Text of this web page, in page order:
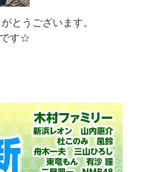
とうございます。
です☆